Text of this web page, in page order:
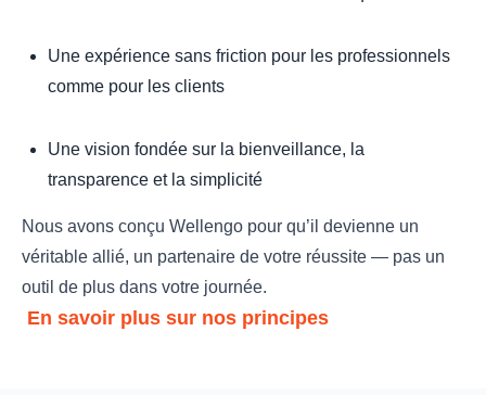
Une expérience sans friction pour les professionnels
comme pour les clients
Une vision fondée sur la bienveillance, la
transparence et la simplicité
Nous avons conçu Wellengo pour qu’il devienne un
véritable allié, un partenaire de votre réussite — pas un
outil de plus dans votre journée.
En savoir plus sur nos principes